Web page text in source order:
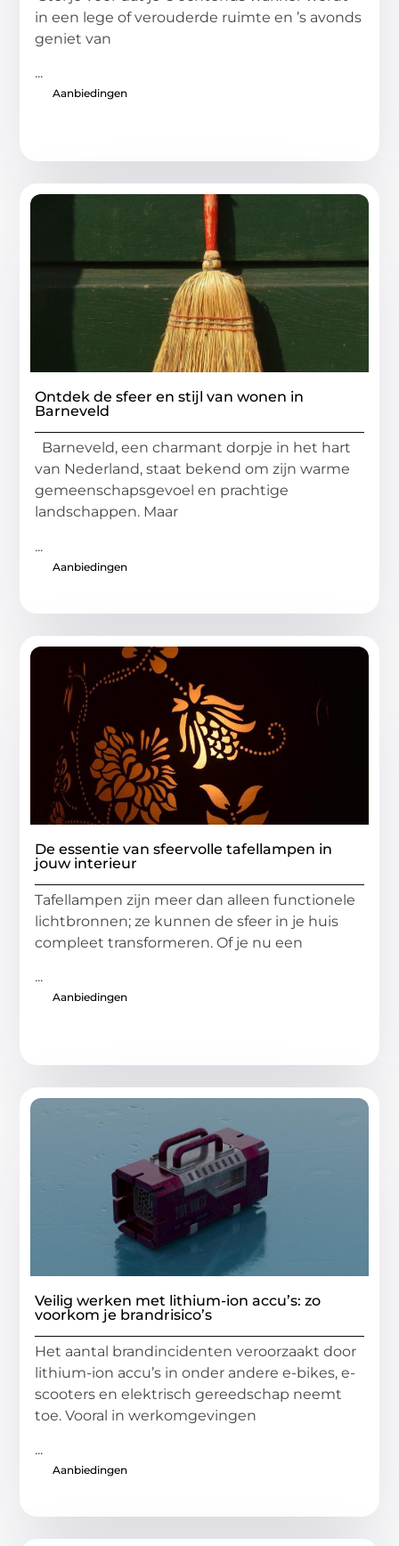
in een lege of verouderde ruimte en ’s avonds
geniet van
...
Aanbiedingen
Ontdek de sfeer en stijl van wonen in
Barneveld
Barneveld, een charmant dorpje in het hart
van Nederland, staat bekend om zijn warme
gemeenschapsgevoel en prachtige
landschappen. Maar
...
Aanbiedingen
De essentie van sfeervolle tafellampen in
jouw interieur
Tafellampen zijn meer dan alleen functionele
lichtbronnen; ze kunnen de sfeer in je huis
compleet transformeren. Of je nu een
...
Aanbiedingen
Veilig werken met lithium-ion accu’s: zo
voorkom je brandrisico’s
Het aantal brandincidenten veroorzaakt door
lithium-ion accu’s in onder andere e-bikes, e-
scooters en elektrisch gereedschap neemt
toe. Vooral in werkomgevingen
...
Aanbiedingen